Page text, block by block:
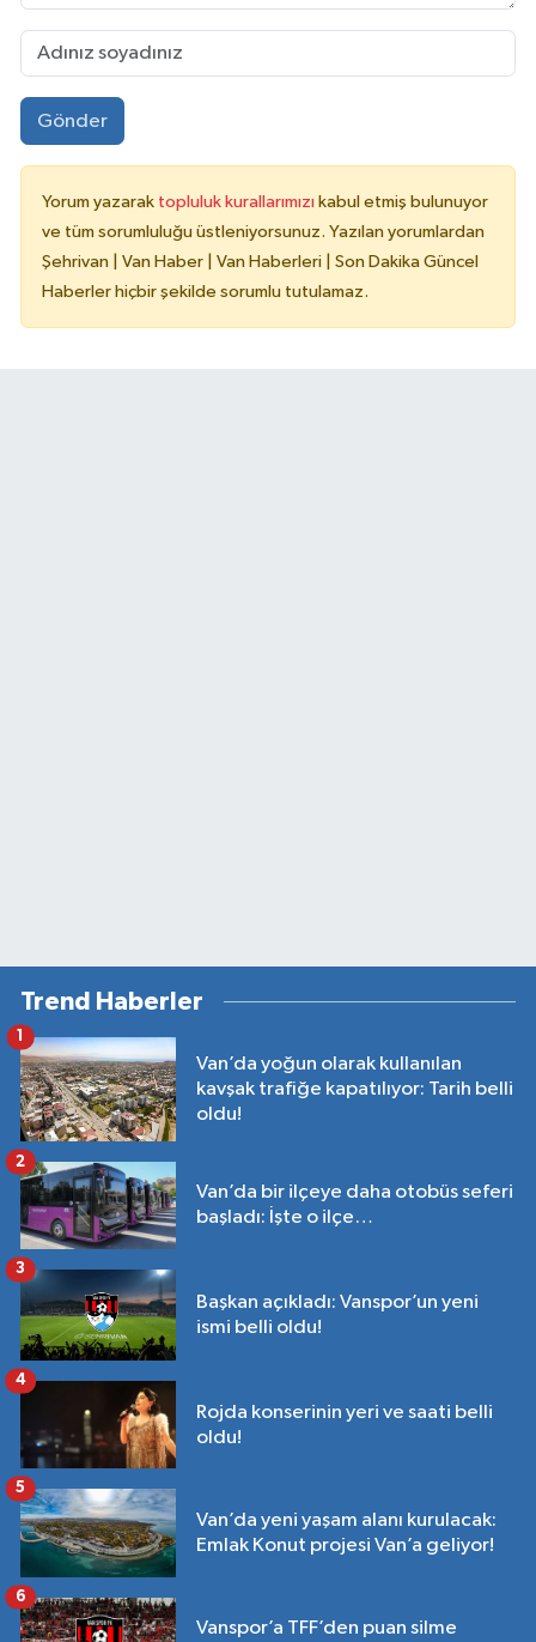
Gönder
Yorum yazarak topluluk kurallarımızı kabul etmiş bulunuyor
ve tüm sorumluluğu üstleniyorsunuz. Yazılan yorumlardan
Şehrivan | Van Haber | Van Haberleri | Son Dakika Güncel
Haberler hiçbir şekilde sorumlu tutulamaz.
Trend Haberler
Van’da yoğun olarak kullanılan
kavşak trafiğe kapatılıyor: Tarih belli
oldu!
Van’da bir ilçeye daha otobüs seferi
başladı: İşte o ilçe…
2
Başkan açıkladı: Vanspor’un yeni
ismi belli oldu!
3
Rojda konserinin yeri ve saati belli
oldu!
4
Van’da yeni yaşam alanı kurulacak:
Emlak Konut projesi Van’a geliyor!
5
Vanspor’a TFF’den puan silme
6